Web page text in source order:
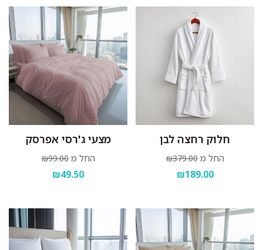
חלוק רחצה לבן
החל מ ₪379.00
₪189.00
מצעי ג'רסי אפרסק
החל מ ₪99.00
₪49.50